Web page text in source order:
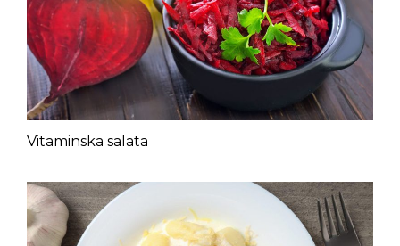
Vitaminska salata